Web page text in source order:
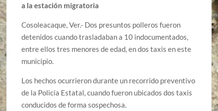
a la estación migratoria
Cosoleacaque, Ver.- Dos presuntos polleros fueron
detenidos cuando trasladaban a 10 indocumentados,
entre ellos tres menores de edad, en dos taxis en este
municipio.
Los hechos ocurrieron durante un recorrido preventivo
de la Policía Estatal, cuando fueron ubicados dos taxis
conducidos de forma sospechosa.